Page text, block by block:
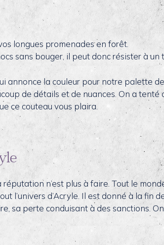
longues promenades en forêt.
sans bouger, il peut donc résister à
annonce la couleur pour notre palette
de détails et de nuances. On a
ce couteau vous plaira.
n’est plus à faire. Tout le
l’univers d’Acryle. Il est donné à la fin
sa perte conduisant à des sanctions.